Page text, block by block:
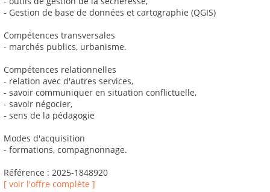
- Gestion de base de données et cartographie (QGIS)
Compétences transversales
- marchés publics, urbanisme.
Compétences relationnelles
- relation avec d'autres services,
- savoir communiquer en situation conflictuelle,
- savoir négocier,
- sens de la pédagogie
Modes d'acquisition
- formations, compagnonnage.
Référence : 2025-1848920
[ voir l'offre complète ]